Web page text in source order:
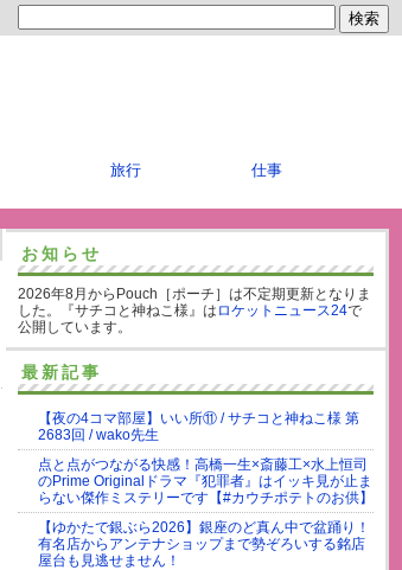
旅行 仕事
お知らせ
2026年8月からPouch［ポーチ］は不定期更新となりま
した。『サチコと神ねこ様』は ロケットニュース24で
公開しています。
最新記事
【夜の4コマ部屋】いい所⑪ / サチコと神ねこ様 第
2683回 / wako先生
点と点がつながる快感！高橋一生×斎藤工×水上恒司
のPrime Originalドラマ『犯罪者』はイッキ見が止ま
らない傑作ミステリーです【#カウチポテトのお供】
【ゆかたで銀ぶら2026】銀座のど真ん中で盆踊り！
有名店からアンテナショップまで勢ぞろいする銘店
屋台も見逃せません！